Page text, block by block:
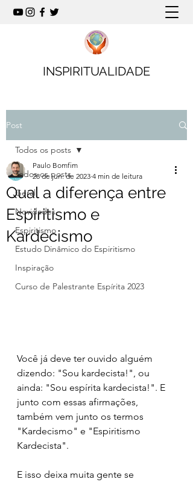
INSPIRITUALIDADE
Post
Todos os posts
Geral
Novidades
Espiritismo
Estudo Dinâmico do Espiritismo
Inspiração
Curso de Palestrante Espírita 2023
Todos os posts
Qual a diferença entre
Espiritismo e
Kardecismo
Paulo Bomfim
28 de jun. de 2023 4 min de leitura
Você já deve ter ouvido alguém
dizendo: "Sou kardecista!", ou
ainda: "Sou espírita kardecista!". E
junto com essas afirmações,
também vem junto os termos
"Kardecismo" e "Espiritismo
Kardecista".
E isso deixa muita gente se